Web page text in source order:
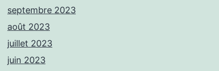
septembre 2023
août 2023
juillet 2023
juin 2023